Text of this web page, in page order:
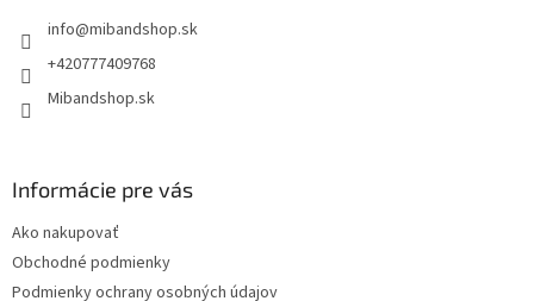
info@mibandshop.sk
+420777409768
Mibandshop.sk
Informácie pre vás
Ako nakupovať
Obchodné podmienky
Podmienky ochrany osobných údajov